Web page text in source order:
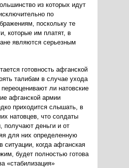
из которых идут
по
поскольку те
которые им платят, в
являются серьезным
готовность афганской
талибам в случае ухода
ли натовские
афганской армии
приходится слышать, в
натовцев, что солдаты
получают деньги и от
для них определенную
ситуации, когда афганская
будет полностью готова
«стабилизация»